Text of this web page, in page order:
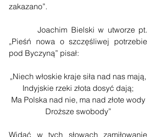
zakazano”.
        Joachim Bielski w utworze pt.
„Pieśń nowa o szczęśliwej potrzebie
pod Byczyną” pisał:
„Niech włoskie kraje siła nad nas mają,
Indyjskie rzeki złota dosyć dają;
Ma Polska nad nie, ma nad złote wody
Droższe swobody”
Widać w tych słowach zamiłowanie